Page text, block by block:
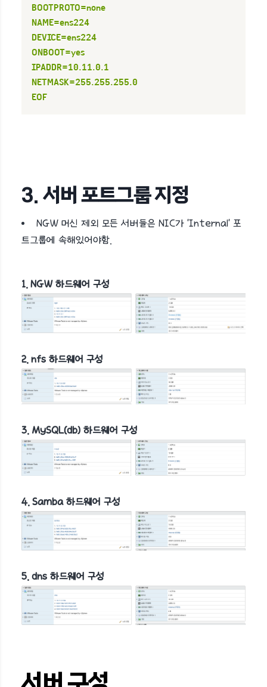
BOOTPROTO=none
NAME=ens224
DEVICE=ens224
ONBOOT=yes
IPADDR=10.11.0.1
NETMASK=255.255.255.0
EOF
3. 서버 포트그룹 지정
NGW 머신 제외 모든 서버들은 NIC가 'Internal' 포
트그룹에 속해있어야함.
1. NGW 하드웨어 구성
2. nfs 하드웨어 구성
3. MySQL(db) 하드웨어 구성
4. Samba 하드웨어 구성
5. dns 하드웨어 구성